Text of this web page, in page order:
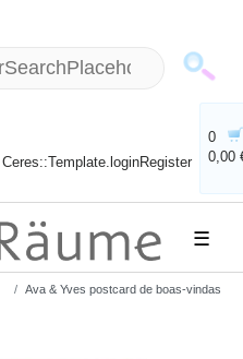
Ceres::Template.loginRegister
0
0,00
☰
Ava & Yves postcard de boas-vindas